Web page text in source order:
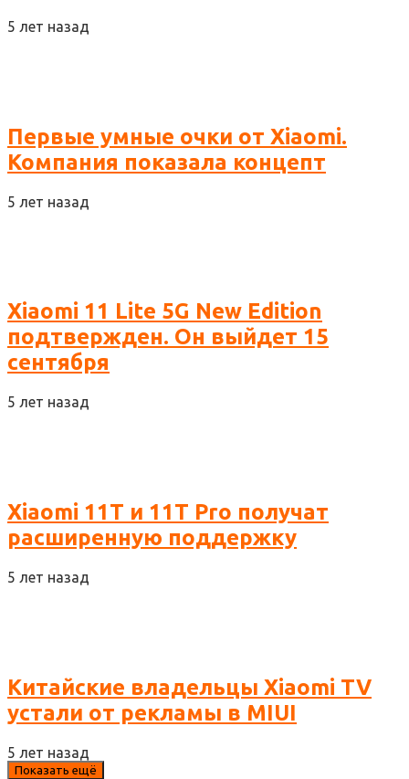
5 лет назад
Первые умные очки от Xiaomi.
Компания показала концепт
5 лет назад
Xiaomi 11 Lite 5G New Edition
подтвержден. Он выйдет 15
сентября
5 лет назад
Xiaomi 11T и 11T Pro получат
расширенную поддержку
5 лет назад
Китайские владельцы Xiaomi TV
устали от рекламы в MIUI
5 лет назад
Показать ещё